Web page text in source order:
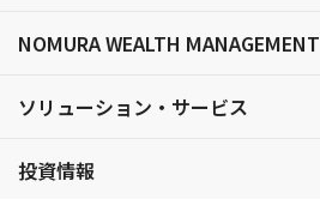
NOMURA WEALTH MANAGEMENT
ソリューション・サービス
投資情報